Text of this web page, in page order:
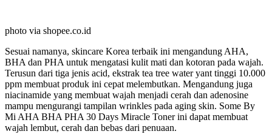
photo via shopee.co.id
Sesuai namanya, skincare Korea terbaik ini mengandung AHA,
BHA dan PHA untuk mengatasi kulit mati dan kotoran pada wajah.
Terusun dari tiga jenis acid, ekstrak tea tree water yant tinggi 10.000
ppm membuat produk ini cepat melembutkan. Mengandung juga
niacinamide yang membuat wajah menjadi cerah dan adenosine
mampu mengurangi tampilan wrinkles pada aging skin. Some By
Mi AHA BHA PHA 30 Days Miracle Toner ini dapat membuat
wajah lembut, cerah dan bebas dari penuaan.